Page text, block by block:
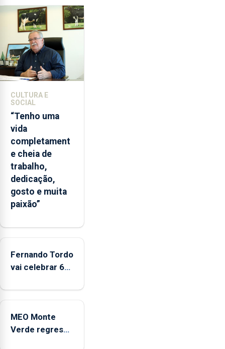
de
lapas
entre
2022
e
2026.
A
ilha
das
Flores
apresenta
um
“decréscimo
significativo”
da
CPUE
entre
2022
CULTURA E
SOCIAL
“Tenho uma
vida
completament
e cheia de
trabalho,
dedicação,
gosto e muita
paixão”
Fernando Tordo
vai celebrar 60
carreira no
Micaelense
MEO Monte
Verde regressa